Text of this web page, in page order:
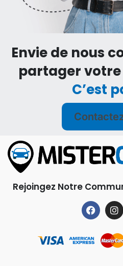
Envie de nous
partager votre
C’est
Rejoingez Notre